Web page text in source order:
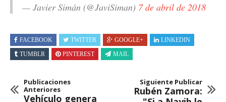
— Javier Simán (@JaviSiman) 7 de abril de 2018
FACEBOOK TWITTER GOOGLE+
LINKEDIN
TUMBLR
PINTEREST MAIL
Publicaciones
Anteriores
Vehículo genera
Siguiente Publicar
Rubén Zamora: